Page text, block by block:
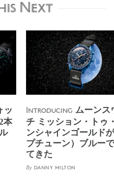
Next
ッ
本
Introducing ムーンス
チ ミッション・トゥ
ンシャインゴールド
プチューン）ブルー
てきた
By DANNY MILTON